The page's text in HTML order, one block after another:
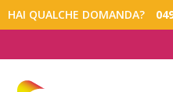
HAI QUALCHE DOMANDA?